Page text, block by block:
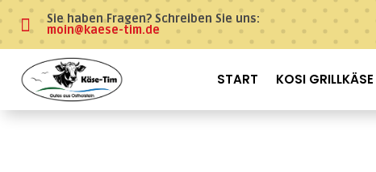

Sie haben Fragen? Schreiben Sie uns:
moin@kaese-tim.de
START KOSI GRILLKÄSE